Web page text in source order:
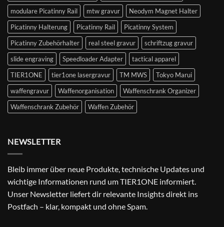
modulare Picatinny Rail
mtw gravur
Neodym Magnet Halter
Picatinny Halterung
Picatinny Rail
Picatinny System
Picatinny Zubehörhalter
real steel gravur
schriftzug gravur
slide engraving
Speedloader Adapter
tactical apparel
TIER1ONE
tier1one lasergravur TM MWS
Tokyo Marui
waffengravur
Waffenorganisation
Waffenschrank Organizer
Waffenschrank Zubehör
Waffen Zubehör
NEWSLETTER
Bleib immer über neue Produkte, technische Updates und
wichtige Informationen rund um TIER1ONE informiert.
Unser Newsletter liefert dir relevante Insights direkt ins
Postfach – klar, kompakt und ohne Spam.